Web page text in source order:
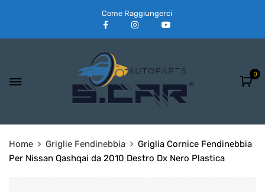
Come Raggiungerci
0
Home Griglie Fendinebbia
Griglia Cornice Fendinebbia
Per Nissan Qashqai da 2010 Destro Dx Nero Plastica